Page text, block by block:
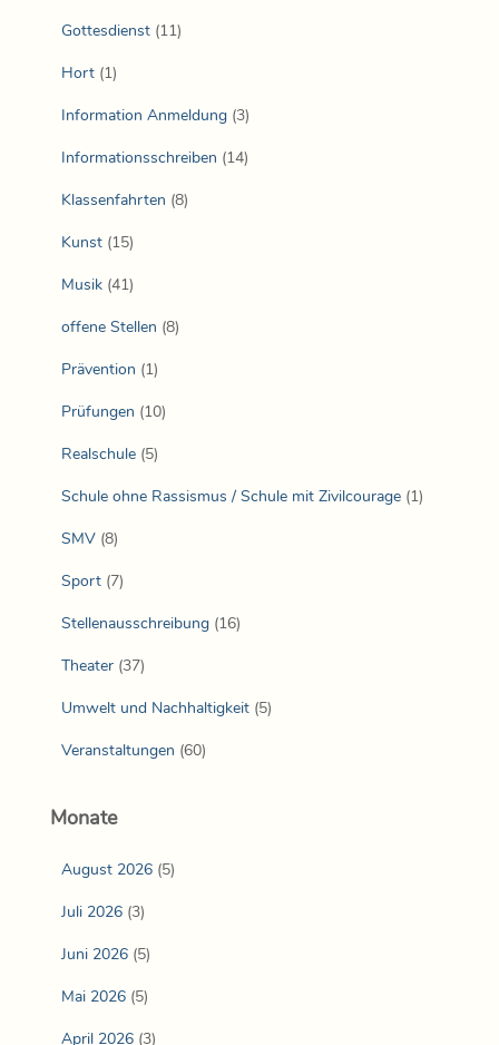
Gottesdienst (11)
Hort (1)
Information Anmeldung (3)
Informationsschreiben (14)
Klassenfahrten (8)
Kunst (15)
Musik (41)
offene Stellen (8)
Prävention (1)
Prüfungen (10)
Realschule (5)
Schule ohne Rassismus / Schule mit Zivilcourage (1)
SMV (8)
Sport (7)
Stellenausschreibung (16)
Theater (37)
Umwelt und Nachhaltigkeit (5)
Veranstaltungen (60)
Monate
August 2026 (5)
Juli 2026 (3)
Juni 2026 (5)
Mai 2026 (5)
April 2026 (3)